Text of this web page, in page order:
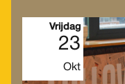
Vrijdag
23
Okt